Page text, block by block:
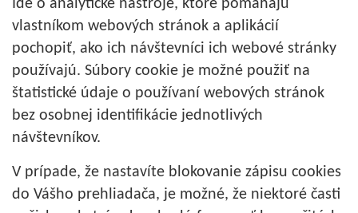
Ide o analytické nástroje, ktoré pomáhajú
vlastníkom webových stránok a aplikácií
pochopiť, ako ich návštevníci ich webové stránky
používajú. Súbory cookie je možné použiť na
štatistické údaje o používaní webových stránok
bez osobnej identifikácie jednotlivých
návštevníkov.
V prípade, že nastavíte blokovanie zápisu cookies
do Vášho prehliadača, je možné, že niektoré časti